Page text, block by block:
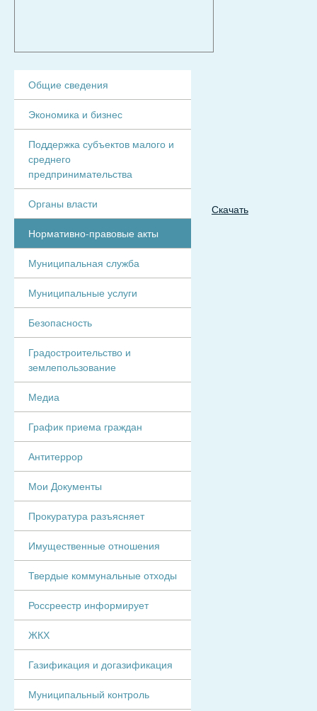
Скачать
Общие сведения
Экономика и бизнес
Поддержка субъектов малого и
среднего
предпринимательства
Органы власти
Нормативно-правовые акты
Муниципальная служба
Муниципальные услуги
Безопасность
Градостроительство и
землепользование
Медиа
График приема граждан
Антитеррор
Мои Документы
Прокуратура разъясняет
Имущественные отношения
Твердые коммунальные отходы
Россреестр информирует
ЖКХ
Газификация и догазификация
Муниципальный контроль